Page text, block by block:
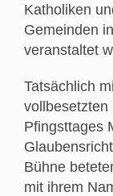
Katholiken
Gemeinden
veranstaltet
Tatsächlich
vollbesetzten
Pfingsttages
Bühne
mit ihrem